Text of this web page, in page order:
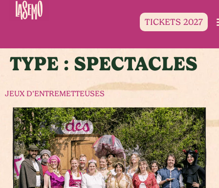
TICKETS 2027
TYPE : SPECTACLES
JEUX D’ENTREMETTEUSES